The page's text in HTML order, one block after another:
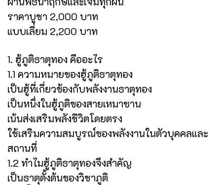
ราคาบูชา 2,000 บาท
แบบเลี่ยม 2,200 บาท
1. ฮู้ภูติธาตุทอง คืออะไร
1.1 ความหมายของฮู้ภูติธาตุทอง
เป็นฮู้ที่เกี่ยวข้องกับพลังงานธาตุทอง
เป็นหนึ่งในฮู้ภูติของสายเหมาซาน
เน้นส่งเสริมพลังชีวิตโดยตรง
ใช้เสริมความสมบูรณ์ของพลังงานในตัวบุคคลและ
สถานที่
1.2 ทำไมฮู้ภูติธาตุทองจึงสำคัญ
เป็นธาตุตั้งต้นของวิชาภูติ